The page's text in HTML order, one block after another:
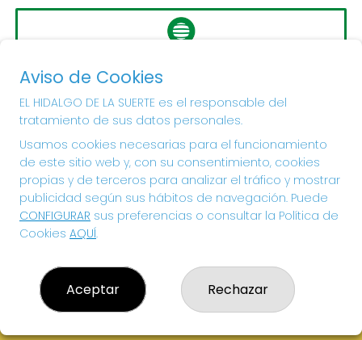
Sorteo del día 10-08-2026
PRÓXIMO BOTE MILLONARIO:
56.000.000€
¡SUERTE!
Aviso de Cookies
EL HIDALGO DE LA SUERTE es el responsable del
tratamiento de sus datos personales.
Usamos cookies necesarias para el funcionamiento
de este sitio web y, con su consentimiento, cookies
propias y de terceros para analizar el tráfico y mostrar
publicidad según sus hábitos de navegación. Puede
CONFIGURAR sus preferencias o consultar la Política de
Cookies AQUÍ.
Aceptar Rechazar